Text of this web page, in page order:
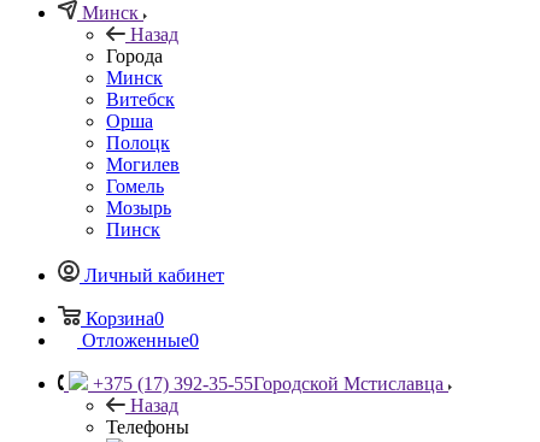
Минск
Назад
Города
Минск
Витебск
Орша
Полоцк
Могилев
Гомель
Мозырь
Пинск
Личный кабинет
Корзина0
Отложенные0
+375 (17) 392-35-55Городской Мстиславца
Назад
Телефоны